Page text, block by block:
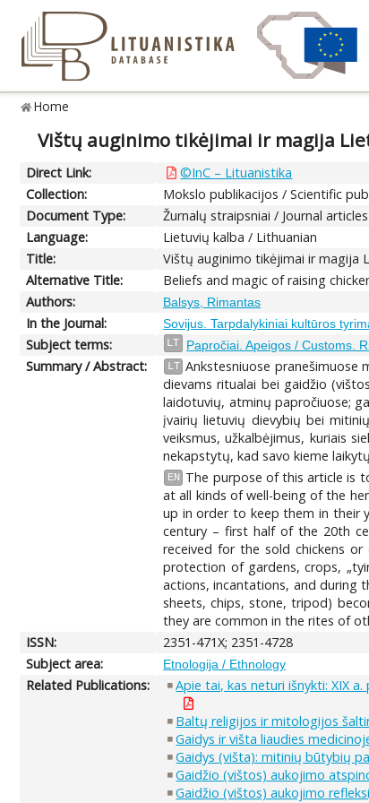
Home
Vištų auginimo tikėjimai ir magija
Direct Link:
©InC – Lituanistika
Collection:
Mokslo publikacijos / Scientific
Document Type:
Žurnalų straipsniai / Journal articles
Language:
Lietuvių kalba / Lithuanian
Title:
Vištų auginimo tikėjimai ir magija
Alternative Title:
Beliefs and magic of raising
Authors:
Balsys, Rimantas
In the Journal: Sovijus. Tarpdalykiniai kultūros
Subject terms:
LT Papročiai. Apeigos / Customs.
Summary / Abstract: LT Ankstesniuose pranešimuose
dievams ritualai bei gaidžio
laidotuvių, atminų papročiuose;
įvairių lietuvių dievybių bei
veiksmus, užkalbėjimus, kuriais
nekapstytų, kad savo kieme
EN
The purpose of this article is
at all kinds of well-being of the
up in order to keep them in their
century – first half of the 20th
received for the sold chickens
protection of gardens, crops,
actions, incantations, and during
sheets, chips, stone, tripod)
they are common in the rites of
ISSN:
2351-471X; 2351-4728
Subject area:
Etnologija / Ethnology
Related Publications: Apie tai, kas neturi išnykti: XIX
Baltų religijos ir mitologijos
Gaidys ir višta liaudies
Gaidys (višta): mitinių būtybių
Gaidžio (vištos) aukojimo
Gaidžio (vištos) aukojimo